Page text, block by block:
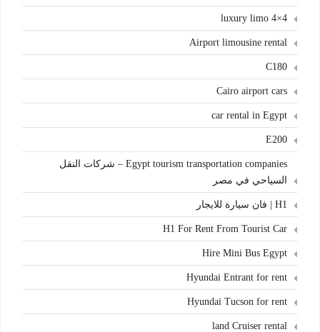
4×4 luxury limo
Airport limousine rental
C180
Cairo airport cars
car rental in Egypt
E200
Egypt tourism transportation companies – شركات النقل
السياحي في مصر
H1 | فان سيارة للايجار
H1 For Rent From Tourist Car
Hire Mini Bus Egypt
Hyundai Entrant for rent
Hyundai Tucson for rent
land Cruiser rental